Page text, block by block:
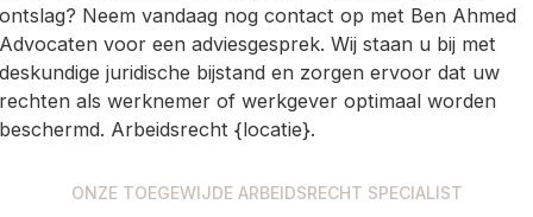
ontslag? Neem vandaag nog contact op met Ben Ahmed
Advocaten voor een adviesgesprek. Wij staan u bij met
deskundige juridische bijstand en zorgen ervoor dat uw
rechten als werknemer of werkgever optimaal worden
beschermd. Arbeidsrecht {locatie}.
ONZE TOEGEWIJDE ARBEIDSRECHT SPECIALIST